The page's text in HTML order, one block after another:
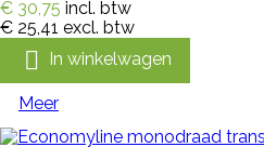
€ 30,75 incl. btw
€ 25,41 excl. btw
 In winkelwagen
Meer